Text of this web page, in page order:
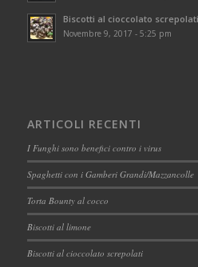
Biscotti al cioccolato screpolati
Novembre 9, 2017 - 5:25 pm
ARTICOLI RECENTI
I Funghi sono benefici contro i virus
Spaghetti con i Gamberi Grandi/Mazzancolle
Torta Bounty al cocco
Biscotti al limone
Biscotti al cioccolato screpolati